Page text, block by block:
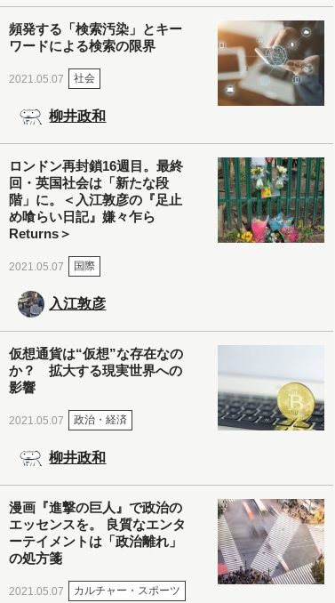
頻発する「検索汚染」とキー
ワードによる検索の限界
2021.05.07 社会
柳井政和
ロンドン再封鎖16週目。最終
回・英国社会は「新たな段
階」に。＜入江敦彦の『足止
め喰らい日記』嫌々乍ら
Returns＞
2021.05.07 国際
入江敦彦
仮想通貨は“仮想”な存在なの
か？ 拡大する現実世界への
影響
2021.05.07 政治・経済
柳井政和
漫画『進撃の巨人』で政治の
エッセンスを。 良質なエンタ
ーテイメントは「政治離れ」
の処方箋
2021.05.07 カルチャー・スポーツ